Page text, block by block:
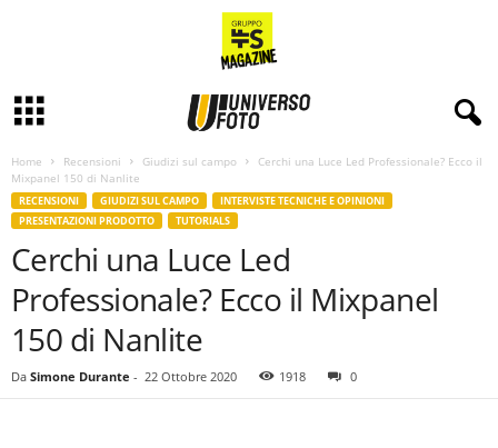
Home Recensioni Giudizi sul campo
Cerchi una Luce Led Professionale? Ecco il
Mixpanel 150 di Nanlite
RECENSIONI GIUDIZI SUL CAMPO
INTERVISTE TECNICHE E OPINIONI
PRESENTAZIONI PRODOTTO
TUTORIALS
Cerchi una Luce Led
Professionale? Ecco il Mixpanel
150 di Nanlite
Da Simone Durante - 22 Ottobre 2020 1918 0